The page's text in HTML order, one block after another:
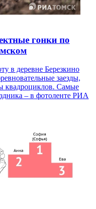
гонки по
в деревне Березкино
заезды,
квадроциклов. Самые
– в фотоленте РИА